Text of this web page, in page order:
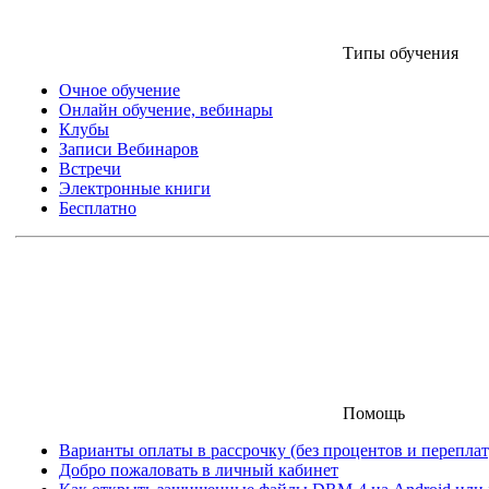
Типы обучения
Очное обучение
Онлайн обучение, вебинары
Клубы
Записи Вебинаров
Встречи
Электронные книги
Бесплатно
Помощь
Варианты оплаты в рассрочку (без процентов и
Добро пожаловать в личный кабинет